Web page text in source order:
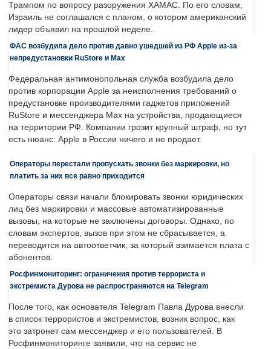
Трампом по вопросу разоружения ХАМАС. По его словам,
Израиль не соглашался с планом, о котором американский
лидер объявил на прошлой неделе.
ФАС возбудила дело против давно ушедшей из РФ Apple из-за
непредустановки RuStore и Max
Федеральная антимонопольная служба возбудила дело
против корпорации Apple за неисполнения требований о
предустановке производителями гаджетов приложений
RuStore и мессенджера Max на устройства, продающиеся
на территории РФ. Компании грозит крупный штраф, но тут
есть нюанс: Apple в России ничего и не продает.
Операторы перестали пропускать звонки без маркировки, но
платить за них все равно приходится
Операторы связи начали блокировать звонки юридических
лиц без маркировки и массовые автоматизированные
вызовы, на которые не заключены договоры. Однако, по
словам экспертов, вызов при этом не сбрасывается, а
переводится на автоответчик, за который взимается плата с
абонентов.
Росфинмониторинг: ограничения против террориста и
экстремиста Дурова не распространяются на Telegram
После того, как основателя Telegram Павла Дурова внесли
в список террористов и экстремистов, возник вопрос, как
это затронет сам мессенджер и его пользователей. В
Росфинмониторинге заявили, что на сервис не